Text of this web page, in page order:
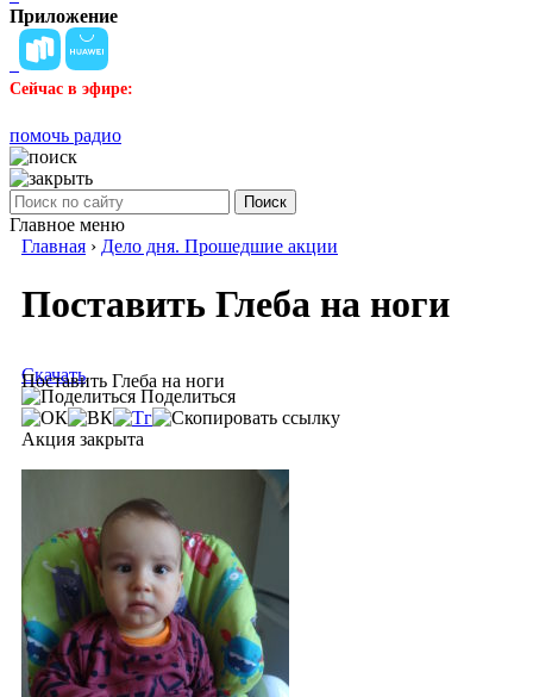
Приложение
Сейчас в эфире:
помочь радио
Поиск
Главное меню
Главная › Дело дня. Прошедшие акции
Поставить Глеба на ноги
Поставить Глеба на ноги
Скачать
Поделиться
Акция закрыта